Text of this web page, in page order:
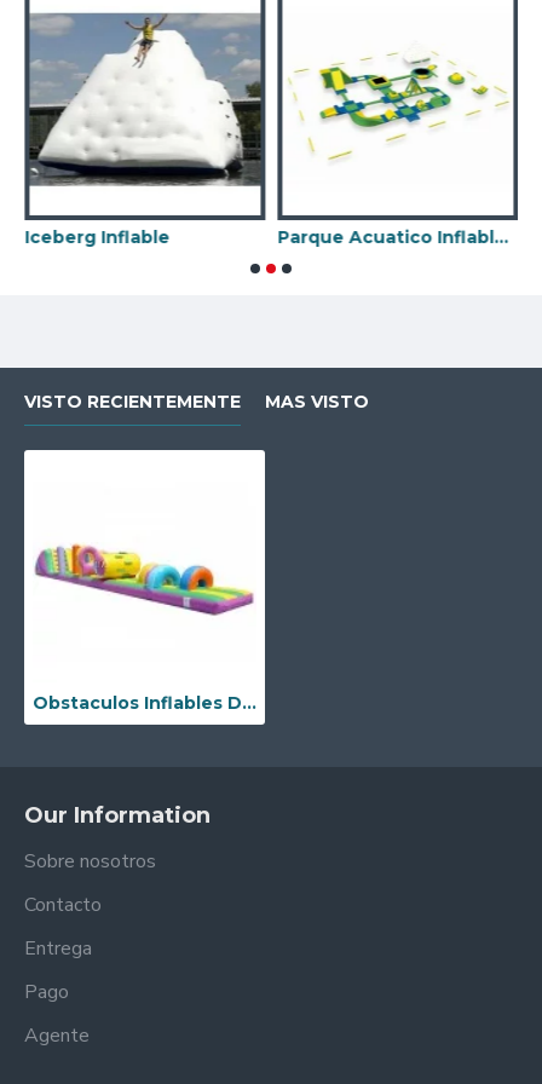
Iceberg Inflable Parque Acuatico Inflable Comercial
VISTO RECIENTEMENTE MAS VISTO
Obstaculos Inflables De Aqua Fun
Our Information
Sobre nosotros
Contacto
Entrega
Pago
Agente